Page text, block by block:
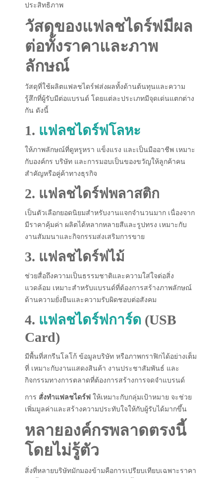
ประสิทธิภาพ
วัสดุของแฟลชไดร์ฟมีผล
ต่อทั้งราคาและภาพ
ลักษณ์
วัสดุที่ใช้ผลิตแฟลชไดร์ฟส่งผลทั้งด้านต้นทุนและความ
รู้สึกที่ผู้รับมีต่อแบรนด์ โดยแต่ละประเภทมีจุดเด่นแตกต่าง
กัน ดังนี้
1. แฟลชไดร์ฟโลหะ
ให้ภาพลักษณ์ที่ดูหรูหรา แข็งแรง และเป็นมืออาชีพ เหมาะ
กับองค์กร บริษัท และการมอบเป็นของขวัญให้ลูกค้าคน
สำคัญหรือคู่ค้าทางธุรกิจ
2. แฟลชไดร์ฟพลาสติก
เป็นตัวเลือกยอดนิยมสำหรับงานแจกจำนวนมาก เนื่องจาก
มีราคาคุ้มค่า ผลิตได้หลากหลายสีและรูปทรง เหมาะกับ
งานสัมมนาและกิจกรรมส่งเสริมการขาย
3. แฟลชไดร์ฟไม้
ช่วยสื่อถึงความเป็นธรรมชาติและความใส่ใจต่อสิ่ง
แวดล้อม เหมาะสำหรับแบรนด์ที่ต้องการสร้างภาพลักษณ์
ด้านความยั่งยืนและความรับผิดชอบต่อสังคม
4. แฟลชไดร์ฟการ์ด (USB
Card)
มีพื้นที่สกรีนโลโก้ ข้อมูลบริษัท หรือภาพกราฟิกได้อย่างเต็ม
ที่ เหมาะกับงานแสดงสินค้า งานประชาสัมพันธ์ และ
กิจกรรมทางการตลาดที่ต้องการสร้างการจดจำแบรนด์
การ สั่งทำแฟลชไดร์ฟ ให้เหมาะกับกลุ่มเป้าหมาย จะช่วย
เพิ่มมูลค่าและสร้างความประทับใจให้กับผู้รับได้มากขึ้น
หลายองค์กรพลาดตรงนี้
โดยไม่รู้ตัว
สิ่งที่หลายบริษัทมักมองข้ามคือการเปรียบเทียบเฉพาะราคา